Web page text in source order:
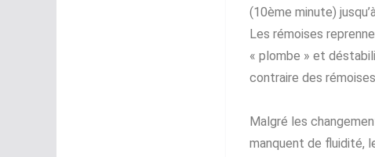
(10ème minute)
Les rémoises
« plombe » et
contraire des
Malgré les
manquent de fluidité,